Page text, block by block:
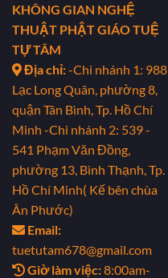
KHÔNG GIAN NGHỆ
THUẬT PHẬT GIÁO TUỆ
TỰ TÂM
Địa chỉ:-Chi nhánh 1: 988
Lạc Long Quân, phường 8,
quận Tân Bình, Tp. Hồ Chí
Minh -Chi nhánh 2: 539 -
541 Phạm Văn Đồng,
phường 13, Bình Thạnh, Tp.
Hồ Chí Minh( Kế bên chùa
Ân Phước)
Email:
tuetutam678@gmail.com
Giờ làm việc:8:00am-